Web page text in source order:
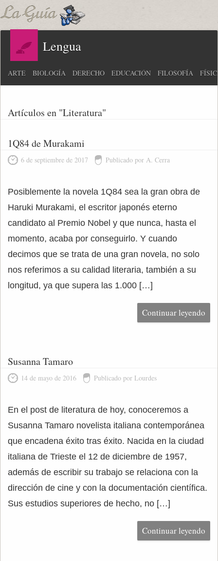
Lengua
ARTE BIOLOGÍA DERECHO EDUCACIÓN FILOSOFÍA
Artículos en "Literatura"
1Q84 de Murakami
6 de septiembre de 2017 Publicado por A. Cerra
Posiblemente la novela 1Q84 sea la gran obra de
Haruki Murakami, el escritor japonés eterno
candidato al Premio Nobel y que nunca, hasta el
momento, acaba por conseguirlo. Y cuando
decimos que se trata de una gran novela, no solo
nos referimos a su calidad literaria, también a su
longitud, ya que supera las 1.000 […]
Continuar leyendo
Susanna Tamaro
14 de mayo de 2016 Publicado por Lourdes
En el post de literatura de hoy, conoceremos a
Susanna Tamaro novelista italiana contemporánea
que encadena éxito tras éxito. Nacida en la ciudad
italiana de Trieste el 12 de diciembre de 1957,
además de escribir su trabajo se relaciona con la
dirección de cine y con la documentación científica.
Sus estudios superiores de hecho, no […]
Continuar leyendo